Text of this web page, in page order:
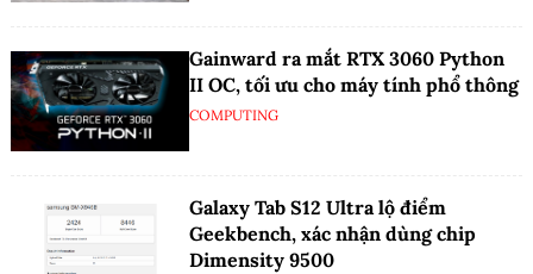
Gainward ra mắt RTX 3060 Python
II OC, tối ưu cho máy tính phổ thông
COMPUTING
Galaxy Tab S12 Ultra lộ điểm
Geekbench, xác nhận dùng chip
Dimensity 9500